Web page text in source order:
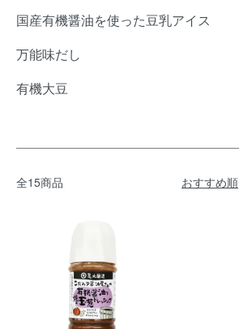
国産有機醤油を使った豆乳アイス
万能味だし
有機大豆
全15商品 おすすめ順